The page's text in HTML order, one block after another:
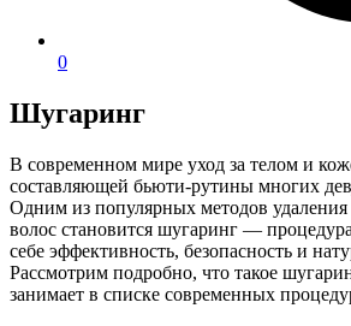
0
Шугаринг
В современном мире уход за телом и
составляющей бьюти-рутины многих
Одним из популярных методов
волос становится шугаринг —
себе эффективность, безопасность и
Рассмотрим подробно, что такое
занимает в списке современных